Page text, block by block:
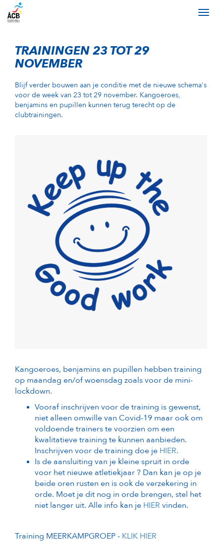
TRAININGEN 23 TOT 29
NOVEMBER
Blijf verder bouwen aan je conditie met de nieuwe schema's
voor de week van 23 tot 29 november. Kangoeroes,
benjamins en pupillen kunnen terug terecht op de
clubtrainingen.
Kangoeroes, benjamins en pupillen hebben training
op maandag en/of woensdag zoals voor de mini-
lockdown.
Vooraf inschrijven voor de training is gewenst,
niet alleen omwille van Covid-19 maar ook om
voldoende trainers te voorzien om een
kwalitatieve training te kunnen aanbieden.
Inschrijven voor de training doe je HIER.
Is de aansluiting van je kleine spruit in orde
voor het nieuwe atletiekjaar ? Dan kan je op je
beide oren rusten en is ook de verzekering in
orde. Moet je dit nog in orde brengen, stel het
niet langer uit. Alle info kan je HIER vinden.
Training MEERKAMPGROEP - KLIK HIER